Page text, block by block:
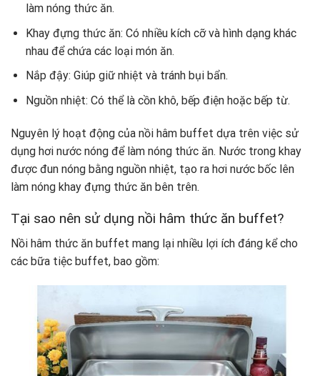
làm nóng thức ăn.
Khay đựng thức ăn: Có nhiều kích cỡ và hình dạng khác
nhau để chứa các loại món ăn.
Nắp đậy: Giúp giữ nhiệt và tránh bụi bẩn.
Nguồn nhiệt: Có thể là cồn khô, bếp điện hoặc bếp từ.
Nguyên lý hoạt động của nồi hâm buffet dựa trên việc sử
dụng hơi nước nóng để làm nóng thức ăn. Nước trong khay
được đun nóng bằng nguồn nhiệt, tạo ra hơi nước bốc lên
làm nóng khay đựng thức ăn bên trên.
Tại sao nên sử dụng nồi hâm thức ăn buffet?
Nồi hâm thức ăn buffet mang lại nhiều lợi ích đáng kể cho
các bữa tiệc buffet, bao gồm: